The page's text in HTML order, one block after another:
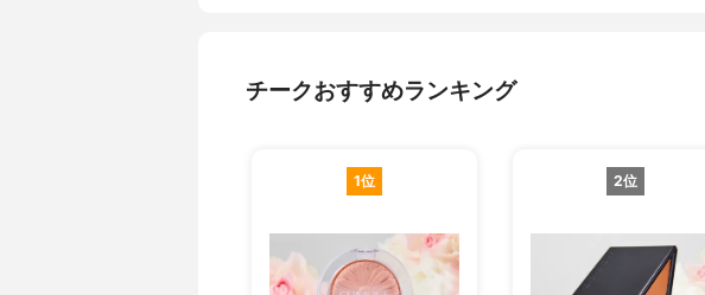
チークおすすめランキング
1位 2位